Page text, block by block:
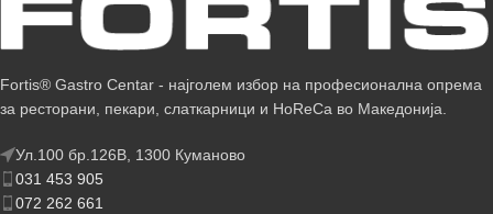
Fortis® Gastro Centar - најголем избор на професионална опрема
за ресторани, пекари, слаткарници и HoReCa во Македонија.
Ул.100 бр.126В, 1300 Куманово
031 453 905
072 262 661